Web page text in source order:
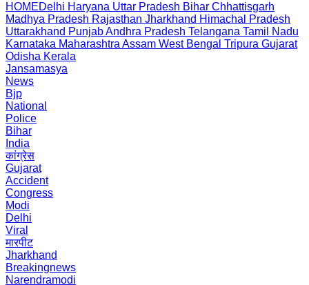
HOMEDelhi Haryana Uttar Pradesh Bihar Chhattisgarh
Madhya Pradesh Rajasthan Jharkhand Himachal Pradesh
Uttarakhand PunjabAndhra Pradesh Telangana Tamil Nadu
Karnataka Maharashtra Assam West Bengal Tripura Gujarat
Odisha Kerala
Jansamasya
News
Bjp
National
Police
Bihar
India
कांग्रेस
Gujarat
Accident
Congress
Modi
Delhi
Viral
मारपीट
Jharkhand
Breakingnews
Narendramodi